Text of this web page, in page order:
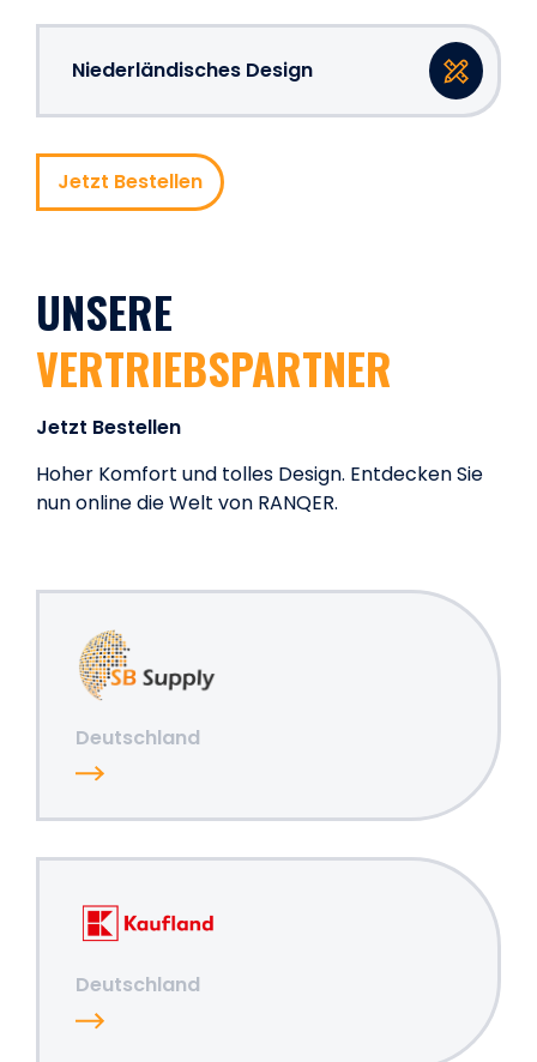
Niederländisches Design
Jetzt Bestellen
UNSERE
VERTRIEBSPARTNER
Jetzt Bestellen
Hoher Komfort und tolles Design. Entdecken Sie
nun online die Welt von RANQER.
Deutschland
Deutschland